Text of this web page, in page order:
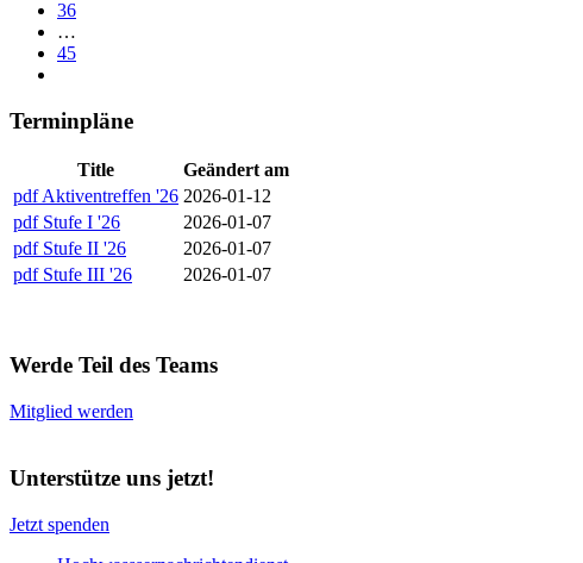
36
…
45
Terminpläne
Title
Geändert am
pdf Aktiventreffen '26 2026-01-12
pdf Stufe I '26
2026-01-07
pdf Stufe II '26
2026-01-07
pdf Stufe III '26 2026-01-07
Werde Teil des Teams
Mitglied werden
Unterstütze uns jetzt!
Jetzt spenden